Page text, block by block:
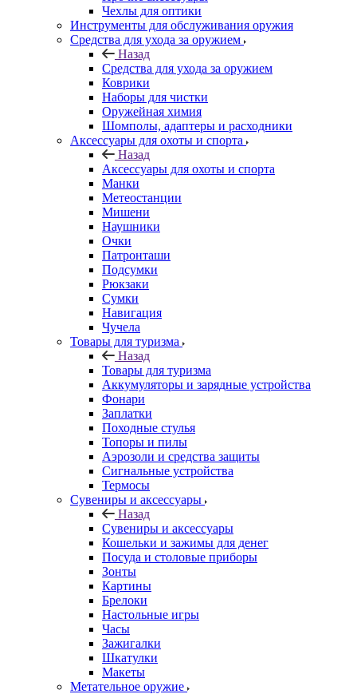
Чехлы для оптики
Инструменты для обслуживания оружия
Средства для ухода за оружием
Назад
Средства для ухода за оружием
Коврики
Наборы для чистки
Оружейная химия
Шомполы, адаптеры и расходники
Аксессуары для охоты и спорта
Назад
Аксессуары для охоты и спорта
Манки
Метеостанции
Мишени
Наушники
Очки
Патронташи
Подсумки
Рюкзаки
Сумки
Навигация
Чучела
Товары для туризма
Назад
Товары для туризма
Аккумуляторы и зарядные устройства
Фонари
Заплатки
Походные стулья
Топоры и пилы
Аэрозоли и средства защиты
Сигнальные устройства
Термосы
Сувениры и аксессуары
Назад
Сувениры и аксессуары
Кошельки и зажимы для денег
Посуда и столовые приборы
Зонты
Картины
Брелоки
Настольные игры
Часы
Зажигалки
Шкатулки
Макеты
Метательное оружие